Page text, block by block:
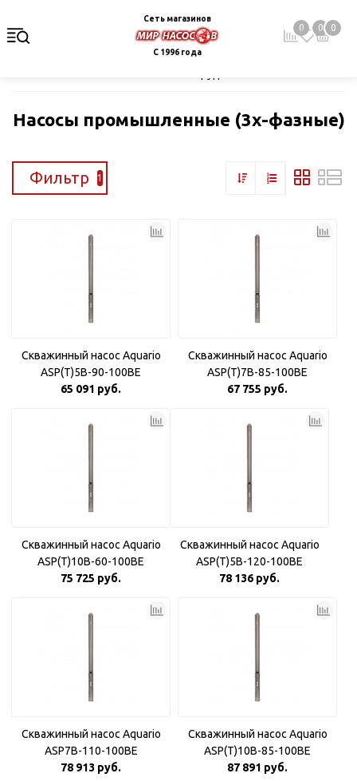
Сеть магазинов
С 1996 года
0 0 0
Насосы промышленные (3х-фазные)
Фильтр 1
Скважинный насос Aquario
ASP(T)5B-90-100BE
65 091 руб.
Скважинный насос Aquario
ASP(T)7B-85-100BE
67 755 руб.
Скважинный насос Aquario
ASP(T)10B-60-100BE
75 725 руб.
Скважинный насос Aquario
ASP(T)5B-120-100BE
78 136 руб.
Скважинный насос Aquario
ASP7B-110-100BE
78 913 руб.
Скважинный насос Aquario
ASP(T)10B-85-100BE
87 891 руб.